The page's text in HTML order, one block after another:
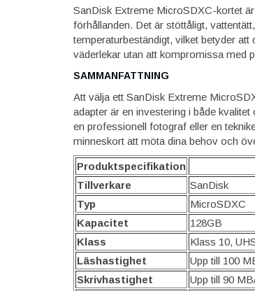
SanDisk Extreme MicroSDXC-kortet
förhållanden. Det är stöttåligt,
temperaturbeständigt, vilket betyder att
väderlekar utan att kompromissa med
SAMMANFATTNING
Att välja ett SanDisk Extreme
adapter är en investering i både
en professionell fotograf eller en
minneskort att möta dina behov och
Produktspecifikation
Tillverkare
SanDisk
Typ
MicroSDXC
Kapacitet
128GB
Klass
Klass 10,
Läshastighet
Upp till 100
Skrivhastighet
Upp till 90